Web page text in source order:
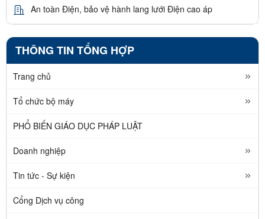
An toàn Điện, bảo vệ hành lang lưới Điện cao áp
THÔNG TIN TỔNG HỢP
Trang chủ
Tổ chức bộ máy
PHỔ BIẾN GIÁO DỤC PHÁP LUẬT
Doanh nghiệp
Tin tức - Sự kiện
Cổng Dịch vụ công